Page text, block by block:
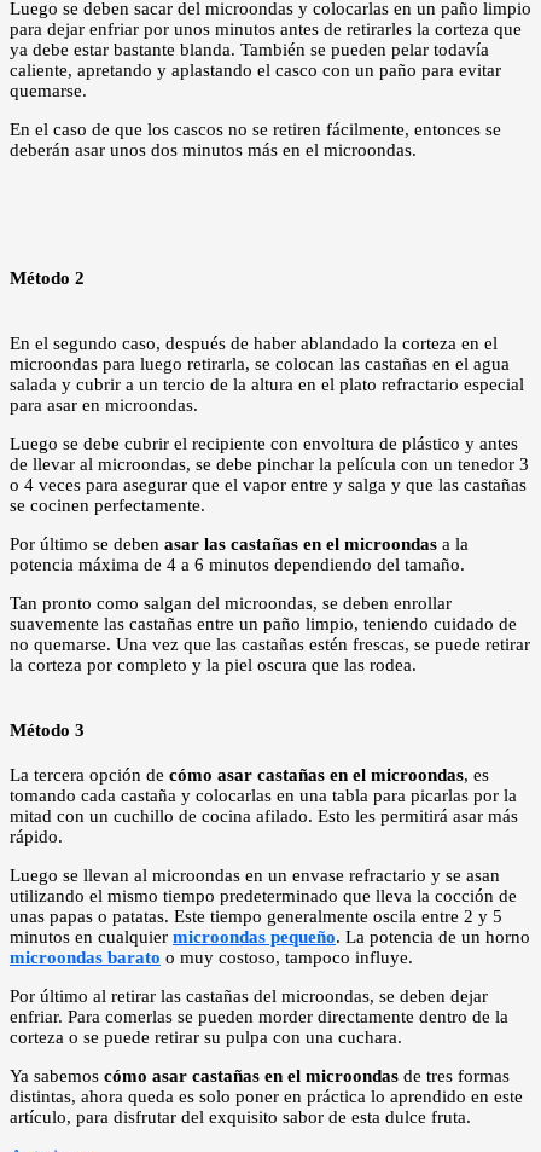
Luego se deben sacar del microondas y colocarlas en un paño limpio
para dejar enfriar por unos minutos antes de retirarles la corteza que
ya debe estar bastante blanda. También se pueden pelar todavía
caliente, apretando y aplastando el casco con un paño para evitar
quemarse.
En el caso de que los cascos no se retiren fácilmente, entonces se
deberán asar unos dos minutos más en el microondas.
Método 2
En el segundo caso, después de haber ablandado la corteza en el
microondas para luego retirarla, se colocan las castañas en el agua
salada y cubrir a un tercio de la altura en el plato refractario especial
para asar en microondas.
Luego se debe cubrir el recipiente con envoltura de plástico y antes
de llevar al microondas, se debe pinchar la película con un tenedor 3
o 4 veces para asegurar que el vapor entre y salga y que las castañas
se cocinen perfectamente.
Por último se deben asar las castañas en el microondas a la
potencia máxima de 4 a 6 minutos dependiendo del tamaño.
Tan pronto como salgan del microondas, se deben enrollar
suavemente las castañas entre un paño limpio, teniendo cuidado de
no quemarse. Una vez que las castañas estén frescas, se puede retirar
la corteza por completo y la piel oscura que las rodea.
Método 3
La tercera opción de cómo asar castañas en el microondas, es
tomando cada castaña y colocarlas en una tabla para picarlas por la
mitad con un cuchillo de cocina afilado. Esto les permitirá asar más
rápido.
Luego se llevan al microondas en un envase refractario y se asan
utilizando el mismo tiempo predeterminado que lleva la cocción de
unas papas o patatas. Este tiempo generalmente oscila entre 2 y 5
minutos en cualquier microondas pequeño. La potencia de un horno
microondas barato o muy costoso, tampoco influye.
Por último al retirar las castañas del microondas, se deben dejar
enfriar. Para comerlas se pueden morder directamente dentro de la
corteza o se puede retirar su pulpa con una cuchara.
Ya sabemos cómo asar castañas en el microondas de tres formas
distintas, ahora queda es solo poner en práctica lo aprendido en este
artículo, para disfrutar del exquisito sabor de esta dulce fruta.